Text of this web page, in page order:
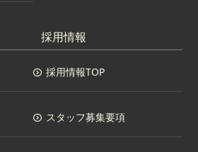
採用情報
採用情報TOP
スタッフ募集要項